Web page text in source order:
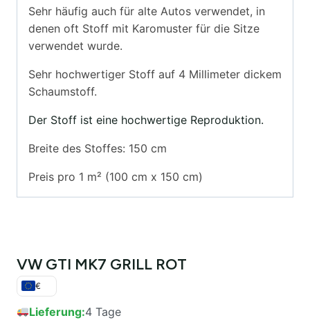
Sehr häufig auch für alte Autos verwendet, in
denen oft Stoff mit Karomuster für die Sitze
verwendet wurde.
Sehr hochwertiger Stoff auf 4 Millimeter dickem
Schaumstoff.
Der Stoff ist eine hochwertige Reproduktion.
Breite des Stoffes: 150 cm
Preis pro 1 m² (100 cm x 150 cm)
VW GTI MK7 GRILL ROT
€
Lieferung:4 Tage